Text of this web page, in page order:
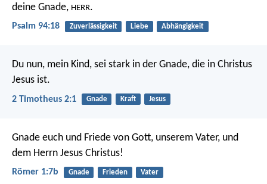
deine Gnade, HERR.
Psalm 94:18 Zuverlässigkeit Liebe Abhängigkeit
Du nun, mein Kind, sei stark in der Gnade, die in Christus
Jesus ist.
2 Timotheus 2:1 Gnade Kraft Jesus
Gnade euch und Friede von Gott, unserem Vater, und
dem Herrn Jesus Christus!
Römer 1:7b Gnade Frieden Vater